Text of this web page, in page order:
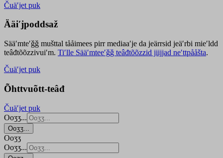
Čuäʹjet puk
Ääiʹjpoddsaž
Sääʹmteʹǧǧ mušttal tååimees pirr mediaaʹje da jeärrsid jeäʹrbi mieʹldd
teâđtõõzzivuiʹm. Tiʹlle Sääʹmteeʹǧǧ teâđtõõzzid jiijjad neʹttpååšta.
Čuäʹjet puk
Õhttvuõtt-teâđ
Čuäʹjet puk
Ooʒʒ...
Ooʒʒ...
Ooʒʒ
Ooʒʒ...